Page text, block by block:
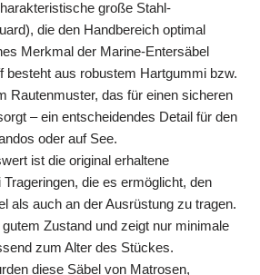
große Stahl-
die den Handbereich optimal
Merkmal der Marine-Entersäbel
besteht aus robustem Hartgummi bzw.
Rautenmuster, das für einen sicheren
– ein entscheidendes Detail für den
oder auf See.
ist die original erhaltene
die es ermöglicht, den
als auch an der Ausrüstung zu tragen.
Zustand und zeigt nur minimale
zum Alter des Stückes.
diese Säbel von Matrosen,